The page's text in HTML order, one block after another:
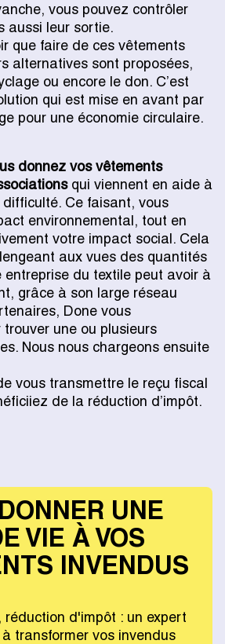
vous pouvez contrôler
aussi leur sortie.
que faire de ces vêtements
alternatives sont proposées,
ou encore le don. C’est
qui est mise en avant par
pour une économie circulaire.
donnez vos vêtements
qui viennent en aide à
difficulté. Ce faisant, vous
environnemental, tout en
votre impact social. Cela
aux vues des quantités
entreprise du textile peut avoir à
grâce à son large réseau
Done vous
une ou plusieurs
Nous nous chargeons ensuite
vous transmettre le reçu fiscal
de la réduction d’impôt.
UNE
VIE À VOS
INVENDUS
réduction d'impôt : un expert
transformer vos invendus